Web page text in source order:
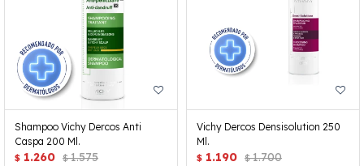
Shampoo Vichy Dercos Anti
Caspa 200 Ml.
$ 1.260 $ 1.575
Vichy Dercos Densisolution 250
Ml.
$ 1.190 $ 1.700